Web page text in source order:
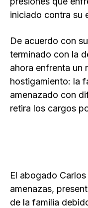
iniciado contra su
De acuerdo con
terminado con la
ahora enfrenta un
hostigamiento: la
amenazado con
retira los cargos
El abogado
amenazas,
de la familia